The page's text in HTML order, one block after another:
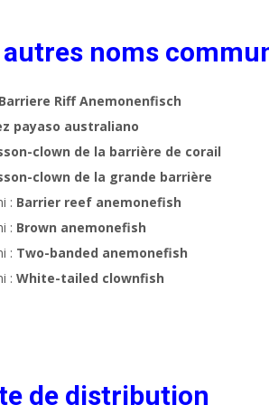
autres noms
Barriere Riff Anemonenfisch
payaso australiano
clown de la barrière de corail
clown de la grande barrière
: Barrier reef anemonefish
: Brown anemonefish
: Two-banded anemonefish
: White-tailed clownfish
de distribution